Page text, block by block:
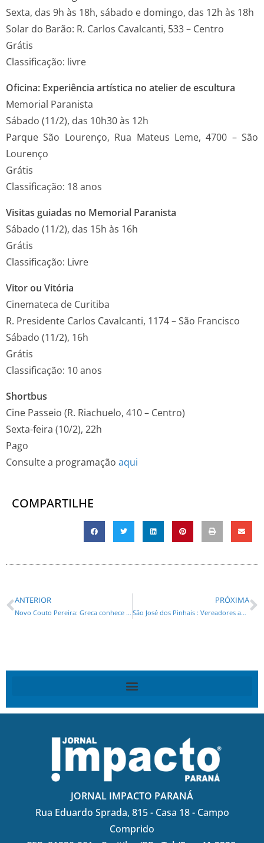
Sexta, das 9h às 18h, sábado e domingo, das 12h às 18h
Solar do Barão: R. Carlos Cavalcanti, 533 – Centro
Grátis
Classificação: livre
Oficina: Experiência artística no atelier de escultura
Memorial Paranista
Sábado (11/2), das 10h30 às 12h
Parque São Lourenço, Rua Mateus Leme, 4700 – São
Lourenço
Grátis
Classificação: 18 anos
Visitas guiadas no Memorial Paranista
Sábado (11/2), das 15h às 16h
Grátis
Classificação: Livre
Vitor ou Vitória
Cinemateca de Curitiba
R. Presidente Carlos Cavalcanti, 1174 – São Francisco
Sábado (11/2), 16h
Grátis
Classificação: 10 anos
Shortbus
Cine Passeio (R. Riachuelo, 410 – Centro)
Sexta-feira (10/2), 22h
Pago
Consulte a programação aqui
COMPARTILHE
ANTERIOR
Novo Couto Pereira: Greca conhece projeto de modernização do estádio do Coritiba
PRÓXIMA
São José dos Pinhais : Vereadores aprovam pedido por mais informações sobre radares
JORNAL IMPACTO PARANÁ
Rua Eduardo Sprada, 815 - Casa 18 - Campo
Comprido